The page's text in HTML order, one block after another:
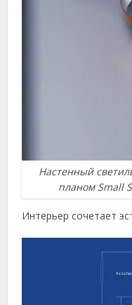
Настенный
планом Small
Интерьер сочетает